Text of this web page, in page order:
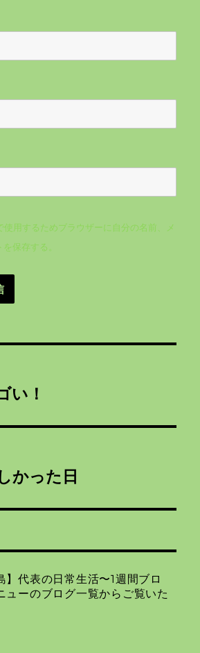
使用するためブラウザーに自分の名前、メ
保存する。
い！
かった日
】代表の日常生活〜1週間ブロ
ーのブログ一覧からご覧いた